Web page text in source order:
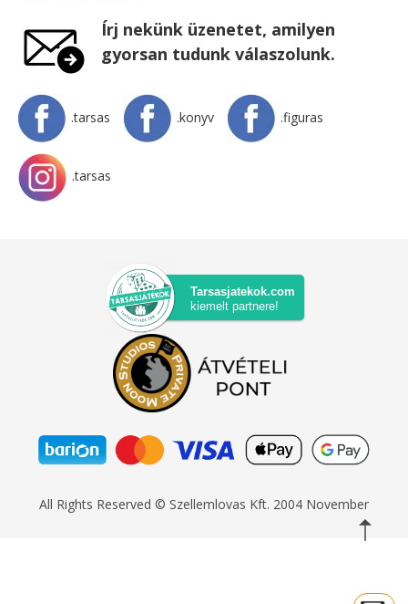
Írj nekünk üzenetet, amilyen
gyorsan tudunk válaszolunk.
.tarsas .konyv .figuras
.tarsas
Tarsasjatekok.com
kiemelt partnere!
All Rights Reserved © Szellemlovas Kft. 2004 November